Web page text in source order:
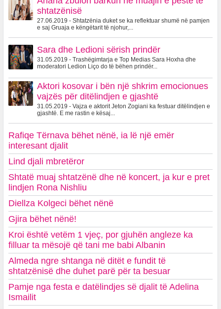
shtatzënisë
27.06.2019 - Shtatzënia duket se ka reflektuar shumë në pamjen
e saj Gruaja e këngëtarit të njohur,...
Sara dhe Ledioni sërish prindër
31.05.2019 - Trashëgimtarja e Top Medias Sara Hoxha dhe
moderatori Ledion Liço do të bëhen prindër...
Aktori kosovar i bën një shkrim emocionues
vajzës për ditëlindjen e gjashtë
31.05.2019 - Vajza e aktorit Jeton Zogiani ka festuar ditëlindjen e
gjashtë. E me rastin e kësaj...
Rafiqe Tërnava bëhet nënë, ia lë një emër
interesant djalit
Lind djali mbretëror
Shtatë muaj shtatzënë dhe në koncert, ja kur e pret
lindjen Rona Nishliu
Diellza Kolgeci bëhet nënë
Gjira bëhet nënë!
Kroi është vetëm 1 vjeç, por gjuhën angleze ka
filluar ta mësojë që tani me babi Albanin
Almeda ngre shtanga në ditët e fundit të
shtatzënisë dhe duhet parë për ta besuar
Pamje nga festa e datëlindjes së djalit të Adelina
Ismailit